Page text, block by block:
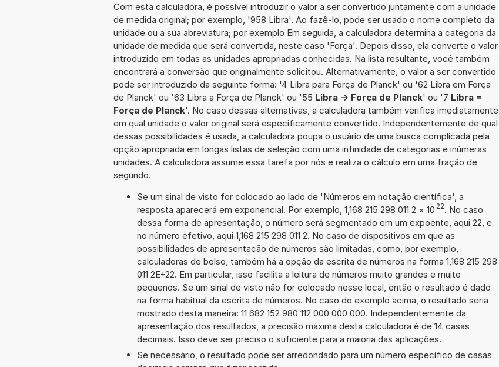
Com esta calculadora, é possível introduzir o valor a ser convertido juntamente com a unidade
de medida original; por exemplo, '958 Libra'. Ao fazê-lo, pode ser usado o nome completo da
unidade ou a sua abreviatura; por exemplo Em seguida, a calculadora determina a categoria da
unidade de medida que será convertida, neste caso 'Força'. Depois disso, ela converte o valor
introduzido em todas as unidades apropriadas conhecidas. Na lista resultante, você também
encontrará a conversão que originalmente solicitou. Alternativamente, o valor a ser convertido
pode ser introduzido da seguinte forma: '4 Libra para Força de Planck' ou '62 Libra em Força
de Planck' ou '63 Libra a Força de Planck' ou '55 Libra -> Força de Planck' ou '7 Libra =
Força de Planck'. No caso dessas alternativas, a calculadora também verifica imediatamente
em qual unidade o valor original será especificamente convertido. Independentemente de qual
dessas possibilidades é usada, a calculadora poupa o usuário de uma busca complicada pela
opção apropriada em longas listas de seleção com uma infinidade de categorias e inúmeras
unidades. A calculadora assume essa tarefa por nós e realiza o cálculo em uma fração de
segundo.
Se um sinal de visto for colocado ao lado de 'Números em notação científica', a
resposta aparecerá em exponencial. Por exemplo, 1,168 215 298 011 2 × 10 22. No caso
dessa forma de apresentação, o número será segmentado em um expoente, aqui 22, e
no número efetivo, aqui 1,168 215 298 011 2. No caso de dispositivos em que as
possibilidades de apresentação de números são limitadas, como, por exemplo,
calculadoras de bolso, também há a opção da escrita de números na forma 1,168 215 298
011 2E+22. Em particular, isso facilita a leitura de números muito grandes e muito
pequenos. Se um sinal de visto não for colocado nesse local, então o resultado é dado
na forma habitual da escrita de números. No caso do exemplo acima, o resultado seria
mostrado desta maneira: 11 682 152 980 112 000 000 000. Independentemente da
apresentação dos resultados, a precisão máxima desta calculadora é de 14 casas
decimais. Isso deve ser preciso o suficiente para a maioria das aplicações.
Se necessário, o resultado pode ser arredondado para um número específico de casas